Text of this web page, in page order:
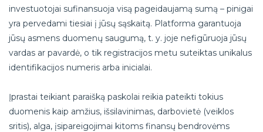
investuotojai sufinansuoja visą pageidaujamą sumą – pinigai
yra pervedami tiesiai į jūsų sąskaitą. Platforma garantuoja
jūsų asmens duomenų saugumą, t. y. joje nefigūruoja jūsų
vardas ar pavardė, o tik registracijos metu suteiktas unikalus
identifikacijos numeris arba inicialai.
Įprastai teikiant paraišką paskolai reikia pateikti tokius
duomenis kaip amžius, išsilavinimas, darbovietė (veiklos
sritis), alga, įsipareigojimai kitoms finansų bendrovėms